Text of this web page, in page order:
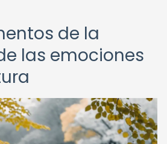
de la
las emociones